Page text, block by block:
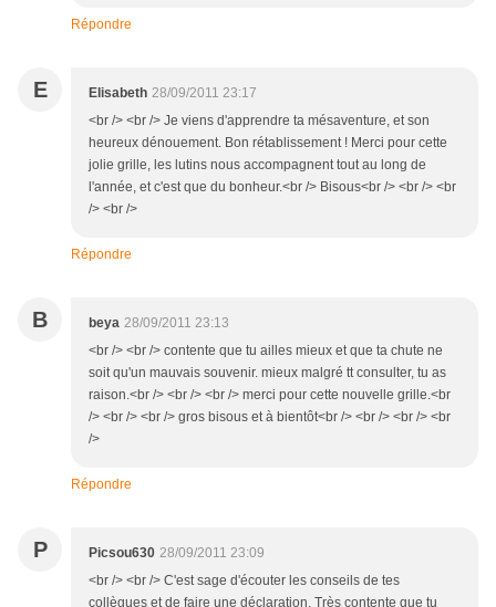
Répondre
E Elisabeth 28/09/2011 23:17
<br /> <br /> Je viens d'apprendre ta mésaventure, et son
heureux dénouement. Bon rétablissement ! Merci pour cette
jolie grille, les lutins nous accompagnent tout au long de
l'année, et c'est que du bonheur.<br /> Bisous<br /> <br /> <br
/> <br />
Répondre
B beya 28/09/2011 23:13
<br /> <br /> contente que tu ailles mieux et que ta chute ne
soit qu'un mauvais souvenir. mieux malgré tt consulter, tu as
raison.<br /> <br /> <br /> merci pour cette nouvelle grille.<br
/> <br /> <br /> gros bisous et à bientôt<br /> <br /> <br /> <br
/>
Répondre
P Picsou630 28/09/2011 23:09
<br /> <br /> C'est sage d'écouter les conseils de tes
collègues et de faire une déclaration. Très contente que tu